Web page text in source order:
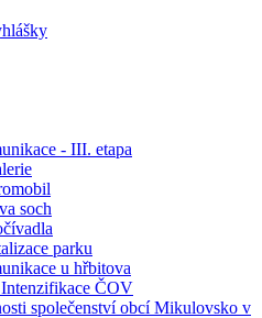
- III. etapa
soch
parku
u hřbitova
ČOV
společenství obcí Mikulovsko v